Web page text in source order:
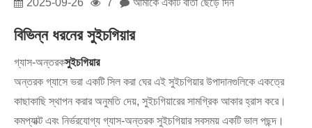
2025-09-26 7 আমাকে একটি বার্তা ছেড়ে দিন
বিভিন্ন ধরনের সুইচগিয়ার
গ্যাস-অন্তরকসুইচগিয়ার
অন্তরক গ্যাসে ভরা একটি সিল করা ঘের এই সুইচগিয়ার উপাদানগুলিকে একত্রে
কাছাকাছি স্থাপন করার অনুমতি দেয়, সুইচগিয়ারের সামগ্রিক আকার হ্রাস করে।
কমপ্যাক্ট এবং নির্ভরযোগ্য গ্যাস-অন্তরক সুইচগিয়ার সবসময় একটি ভাল পছন্দ।